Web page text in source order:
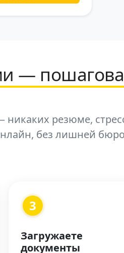
—
никаких резюме,
без лишней
3
Загружаете
документы